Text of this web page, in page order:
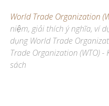
World Trade Organization
niệm, giải thích ý nghĩa, ví
dụng World Trade
Trade Organization (WTO)
sách